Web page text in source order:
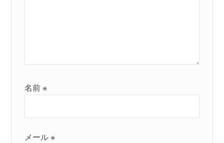
名前※
メール※